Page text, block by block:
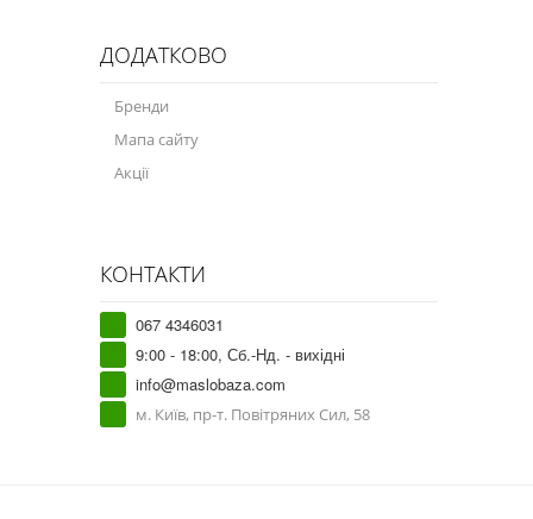
ДОДАТКОВО
Бренди
Мапа сайту
Акції
КОНТАКТИ
067 4346031
9:00 - 18:00, Сб.-Нд. - вихідні
info@maslobaza.com
м. Київ, пр-т. Повітряних Сил, 58